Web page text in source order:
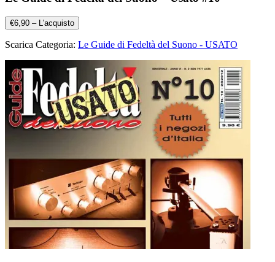
€6,90 – L'acquisto
Scarica Categoria: Le Guide di Fedeltà del Suono - USATO